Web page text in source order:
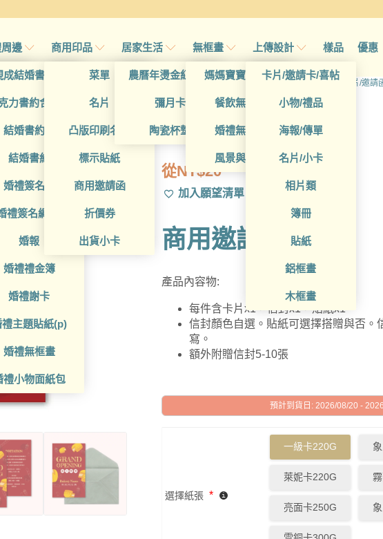
邊
成結婚書約夾
力書約含木座
結婚書約組
結婚書約
婚禮簽名簿
禮簽名綢(p)
婚報
婚禮禮金簿
婚禮謝卡
禮主題貼紙(p)
婚禮無框畫
禮小物面紙包
商用印品
菜單
名片
凸版印刷名片
標示貼紙
商用邀請函
折價券
出貨小卡
居家生活
農曆年燙金紅包袋
彌月卡
陶瓷杯墊
無框畫
媽媽寶寶無框畫
餐飲無框畫
婚禮無框畫
風景與藝術
上傳設計
卡片/邀請卡/喜帖
小物/禮品
海報/傳單
名片/小卡
相片類
簿冊
貼紙
鋁框畫
木框畫
樣品 優惠
首頁 /所有產品 / 卡片/邀請
BUA1W20022
從NT$20
加入願望清單
商用邀請函套組
產品內容物:
每件含卡片x1，信封x1，貼紙x1
信封顏色自選。貼紙可選擇搭贈與否。
寫。
額外附贈信封5-10張
預計到貨日: 2026/08/20 -
選擇紙張 *
一級卡220G
萊妮卡220G
亮面卡250G